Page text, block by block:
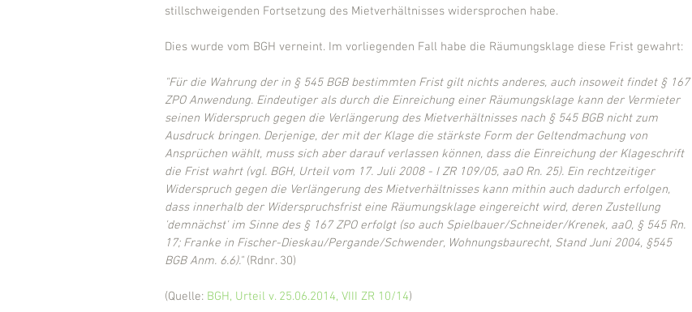
stillschweigenden Fortsetzung des Mietverhältnisses widersprochen habe.
Dies wurde vom BGH verneint. Im vorliegenden Fall habe die Räumungsklage diese Frist gewahrt:
"Für die Wahrung der in § 545 BGB bestimmten Frist gilt nichts anderes, auch insoweit findet § 167
ZPO Anwendung. Eindeutiger als durch die Einreichung einer Räumungsklage kann der Vermieter
seinen Widerspruch gegen die Verlängerung des Mietverhältnisses nach § 545 BGB nicht zum
Ausdruck bringen. Derjenige, der mit der Klage die stärkste Form der Geltendmachung von
Ansprüchen wählt, muss sich aber darauf verlassen können, dass die Einreichung der Klageschrift
die Frist wahrt (vgl. BGH, Urteil vom 17. Juli 2008 - I ZR 109/05, aaO Rn. 25). Ein rechtzeitiger
Widerspruch gegen die Verlängerung des Mietverhältnisses kann mithin auch dadurch erfolgen,
dass innerhalb der Widerspruchsfrist eine Räumungsklage eingereicht wird, deren Zustellung
'demnächst' im Sinne des § 167 ZPO erfolgt (so auch Spielbauer/Schneider/Krenek, aaO, § 545 Rn.
17; Franke in Fischer-Dieskau/Pergande/Schwender, Wohnungsbaurecht, Stand Juni 2004, §545
BGB Anm. 6.6)." (Rdnr. 30)
(Quelle: BGH, Urteil v. 25.06.2014, VIII ZR 10/14)